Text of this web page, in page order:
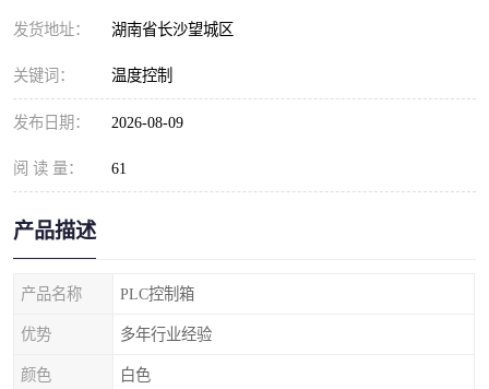
发货地址： 湖南省长沙望城区
关键词： 温度控制
发布日期： 2026-08-09
阅 读 量： 61
产品描述
产品名称 PLC控制箱
优势 多年行业经验
颜色 白色